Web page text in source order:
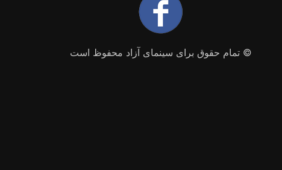
© تمام حقوق برای سینمای آزاد محفوظ است